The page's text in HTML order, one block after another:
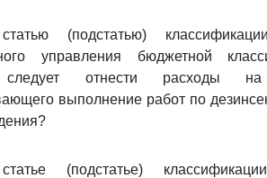
(подстатью)
управления бюджетной
следует отнести расходы
выполнение работ по
(подстатье)